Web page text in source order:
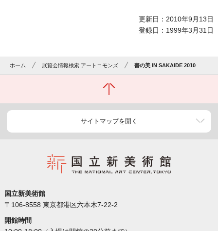
更新日：2010年9月13日
登録日：1999年3月31日
ホーム 展覧会情報検索 アートコモンズ 書の美 IN SAKAIDE 2010
サイトマップを開く
国立新美術館
〒106-8558 東京都港区六本木7-22-2
開館時間